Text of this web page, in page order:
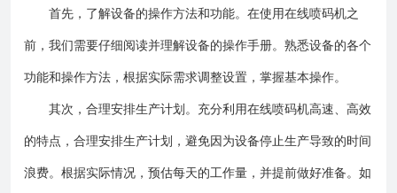
首先，了解设备的操作方法和功能。在使用在线喷码机之
前，我们需要仔细阅读并理解设备的操作手册。熟悉设备的各个
功能和操作方法，根据实际需求调整设置，掌握基本操作。
其次，合理安排生产计划。充分利用在线喷码机高速、高效
的特点，合理安排生产计划，避免因为设备停止生产导致的时间
浪费。根据实际情况，预估每天的工作量，并提前做好准备。如